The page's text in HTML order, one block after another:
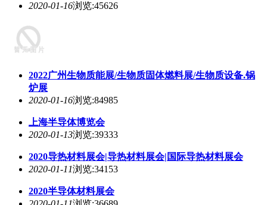
2020-01-16浏览:45626
2022广州生物质能展/生物质固体燃料展/生物质设备.锅
炉展
2020-01-16浏览:84985
上海半导体博览会
2020-01-13浏览:39333
2020导热材料展会|导热材料展会|国际导热材料展会
2020-01-11浏览:34153
2020半导体材料展会